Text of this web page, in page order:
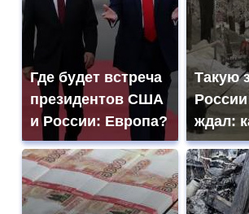
Где будет встреча
президентов США
и России: Европа?
Такую
ждал: